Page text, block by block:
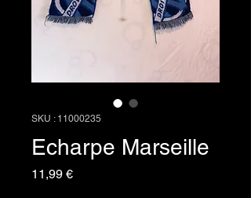
SKU : 11000235
Echarpe Marseille
11,99 €Prix